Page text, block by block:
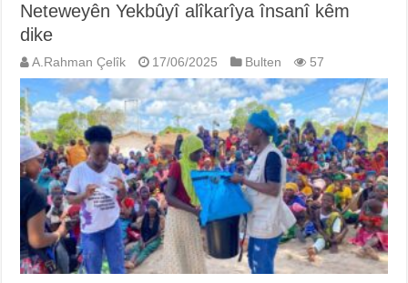
Neteweyên Yekbûyî alîkarîya însanî kêm
dike
A.Rahman Çelîk 17/06/2025 Bulten 57